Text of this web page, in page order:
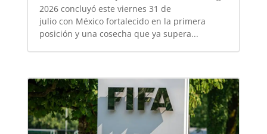
2026 concluyó este viernes 31 de
julio con México fortalecido en la primera
posición y una cosecha que ya supera...